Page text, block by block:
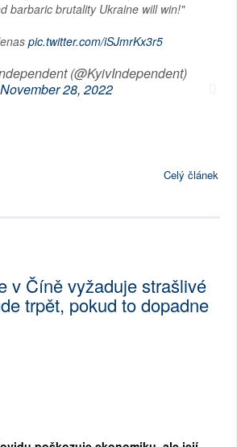
barbaric brutality Ukraine will win!"
pic.twitter.com/iSJmrKx3r5
(@KyivIndependent)
November 28, 2022
Celý článek
v Číně vyžaduje strašlivé
trpět, pokud to dopadne